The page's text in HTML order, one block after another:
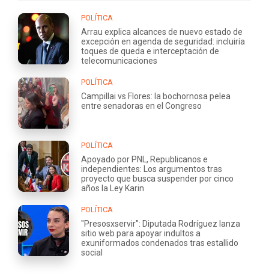
POLÍTICA
Arrau explica alcances de nuevo estado de
excepción en agenda de seguridad: incluiría
toques de queda e interceptación de
telecomunicaciones
POLÍTICA
Campillai vs Flores: la bochornosa pelea
entre senadoras en el Congreso
POLÍTICA
Apoyado por PNL, Republicanos e
independientes: Los argumentos tras
proyecto que busca suspender por cinco
años la Ley Karin
POLÍTICA
"Presosxservir": Diputada Rodríguez lanza
sitio web para apoyar indultos a
exuniformados condenados tras estallido
social